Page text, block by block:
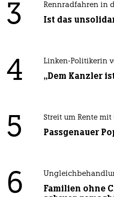
3 Rennradfahren in
Ist das
4 Linken-Politikerin
„Dem Kanzler
5 Streit um Rente mit
Passgenauer
6
Familien ohne